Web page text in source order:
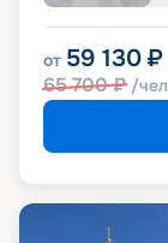
от 59 130 ₽
65 700₽ /чел